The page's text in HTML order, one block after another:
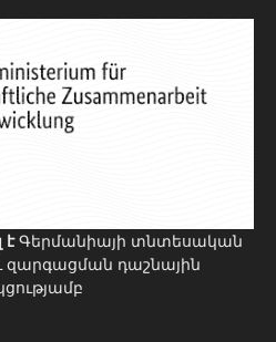
էԳերմանիայի տնտեսական
զարգացման դաշնային